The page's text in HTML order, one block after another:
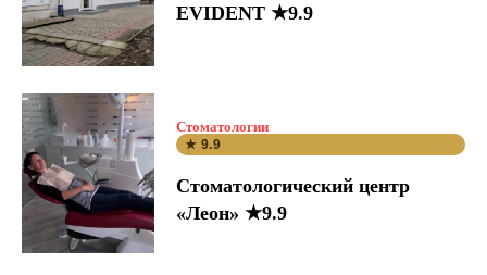
EVIDENT ★9.9
Стоматологии
★ 9.9
Стоматологический центр
«Леон» ★9.9